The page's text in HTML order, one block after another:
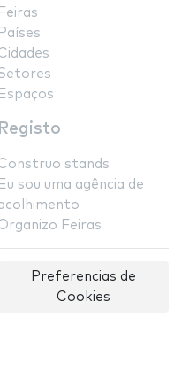
Feiras
Países
Espaços
Registo
stands
Eu sou uma agência de
Feiras
Preferencias de
Cookies